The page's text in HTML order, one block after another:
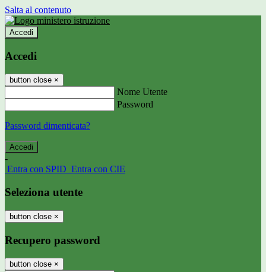
Salta al contenuto
Accedi
Accedi
button close ×
Nome Utente
Password
Password dimenticata?
-
Entra con SPID Entra con CIE
Seleziona utente
button close ×
Recupero password
button close ×